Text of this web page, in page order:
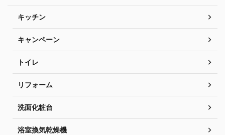
キッチン
キャンペーン
トイレ
リフォーム
洗面化粧台
浴室換気乾燥機